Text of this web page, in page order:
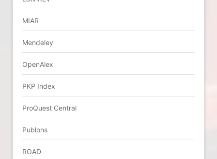
MIAR
Mendeley
OpenAlex
PKP Index
ProQuest Central
Publons
ROAD